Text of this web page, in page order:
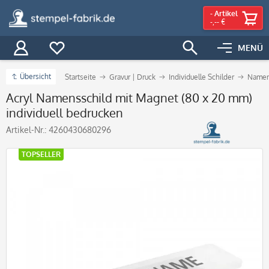
MENÜ
- Artikel
-,-- €
Übersicht Startseite Gravur | Druck Individuelle Schilder
Acryl Namensschild mit Magnet (80 x 20 mm)
individuell bedrucken
Artikel-Nr.: 4260430680296
TOPSELLER